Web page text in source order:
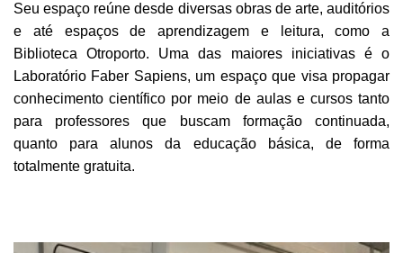
Seu espaço reúne desde diversas obras de arte, auditórios
e até espaços de aprendizagem e leitura, como a
Biblioteca Otroporto. Uma das maiores iniciativas é o
Laboratório Faber Sapiens, um espaço que visa propagar
conhecimento científico por meio de aulas e cursos tanto
para professores que buscam formação continuada,
quanto para alunos da educação básica, de forma
totalmente gratuita.